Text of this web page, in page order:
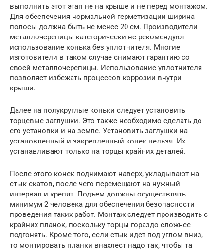
выполнить этот этап не на крыше и не перед монтажом.
Для обеспечения нормальной герметизации ширина
полосы должна быть не менее 20 см. Производители
металлочерепицы категорически не рекомендуют
использование конька без уплотнителя. Многие
изготовители в таком случае снимают гарантию со
своей металлочерепицы. Использование уплотнителя
позволяет избежать процессов коррозии внутри
крыши.
Далее на полукруглые коньки следует установить
торцевые заглушки. Это также необходимо сделать до
его установки и на земле. Установить заглушки на
установленный и закрепленный конек нельзя. Их
устанавливают только на торцы крайних деталей.
После этого конек поднимают наверх, укладывают на
стык скатов, после чего перемещают на нужный
интервал и крепят. Подъем должны осуществлять
минимум 2 человека для обеспечения безопасности
проведения таких работ. Монтаж следует производить с
крайних планок, поскольку торцы гораздо сложнее
подгонять. Кроме того, если стык идет под углом вниз,
то монтировать планки внахлест надо так, чтобы та